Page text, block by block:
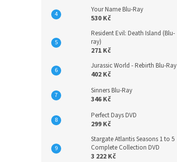
Your Name Blu-Ray
530 Kč
Resident Evil: Death Island (Blu-
ray)
271 Kč
Jurassic World - Rebirth Blu-Ray
402 Kč
Sinners Blu-Ray
346 Kč
Perfect Days DVD
299 Kč
Stargate Atlantis Seasons 1 to 5
Complete Collection DVD
3 222 Kč